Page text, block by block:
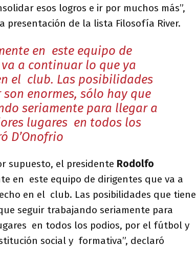
esos logros e ir por muchos más”,
presentación de la lista Filosofía River.
en este equipo de
a continuar lo que ya
el club. Las posibilidades
son enormes, sólo hay que
seriamente para llegar a
lugares en todos los
D’Onofrio
supuesto, el presidente Rodolfo
en este equipo de dirigentes que va a
en el club. Las posibilidades que tiene
seguir trabajando seriamente para
en todos los podios, por el fútbol y
social y formativa”, declaró